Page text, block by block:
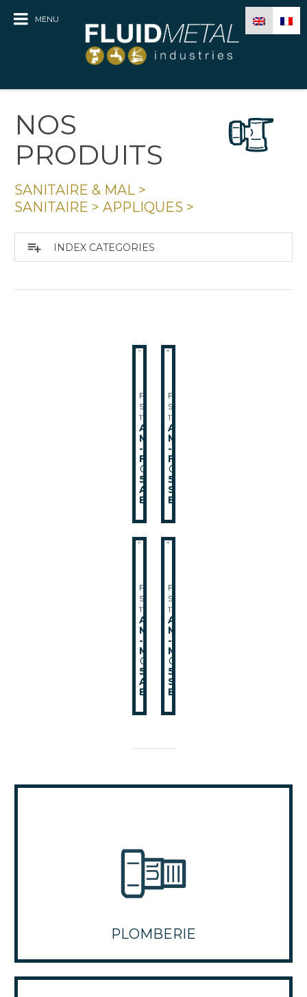
MENU
NOS
PRODUITS
SANITAIRE & MAL >
SANITAIRE > APPLIQUES >
playlist_add INDEX CATEGORIES
FMI-
SA-
115
APPLIQUE
MALE
-
FEMELLE
⏀
52
AVEC
ECROU
FMI-
SA-
116
APPLIQUE
MALE
-
FEMELLE
⏀
52
SANS
ECROU
FMI-
SA-
117
APPLIQUE
MALE
-
MALE
⏀
52
AVEC
ECROU
FMI-
SA-
118
APPLIQUE
MALE
-
MALE
⏀
52
SANS
ECROU
PLOMBERIE